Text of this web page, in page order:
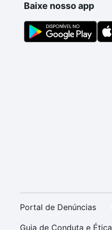
Baixe nosso app
Portal de Denúncias
Guia de Conduta e Ética